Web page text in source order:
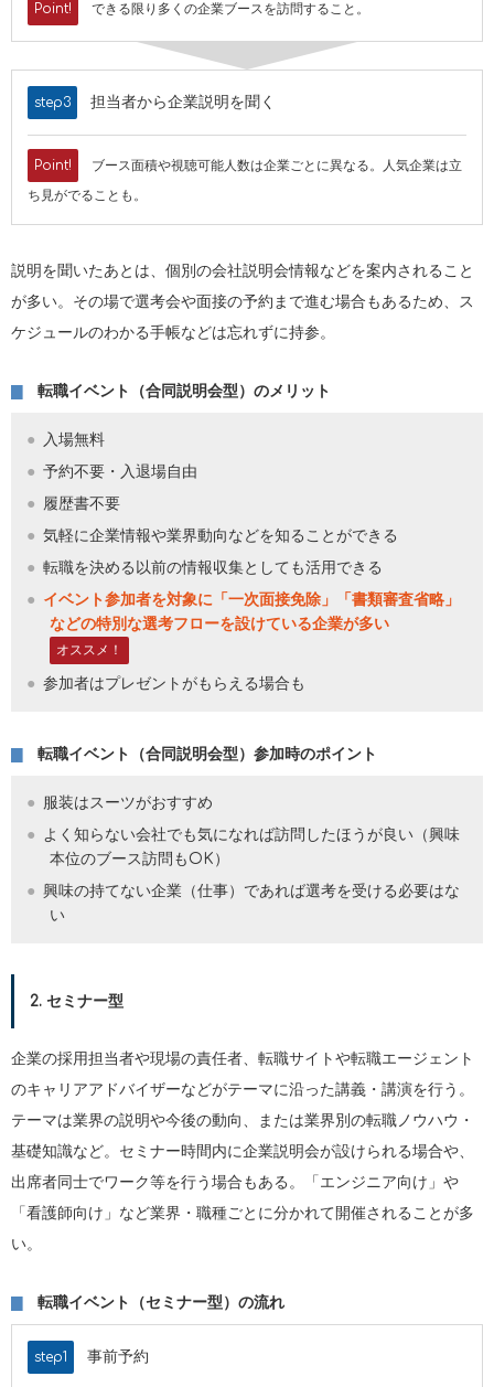
Point! できる限り多くの企業ブースを訪問すること。
step3 担当者から企業説明を聞く
Point!
ブース面積や視聴可能人数は企業ごとに異なる。人気企業は立
ち見がでることも。
説明を聞いたあとは、個別の会社説明会情報などを案内されること
が多い。その場で選考会や面接の予約まで進む場合もあるため、ス
ケジュールのわかる手帳などは忘れずに持参。
転職イベント（合同説明会型）のメリット
入場無料
予約不要・入退場自由
履歴書不要
気軽に企業情報や業界動向などを知ることができる
転職を決める以前の情報収集としても活用できる
イベント参加者を対象に「一次面接免除」「書類審査省略」
などの特別な選考フローを設けている企業が多い
オススメ！
参加者はプレゼントがもらえる場合も
転職イベント（合同説明会型）参加時のポイント
服装はスーツがおすすめ
よく知らない会社でも気になれば訪問したほうが良い（興味
本位のブース訪問もOK）
興味の持てない企業（仕事）であれば選考を受ける必要はな
い
2. セミナー型
企業の採用担当者や現場の責任者、転職サイトや転職エージェント
のキャリアアドバイザーなどがテーマに沿った講義・講演を行う。
テーマは業界の説明や今後の動向、または業界別の転職ノウハウ・
基礎知識など。セミナー時間内に企業説明会が設けられる場合や、
出席者同士でワーク等を行う場合もある。「エンジニア向け」や
「看護師向け」など業界・職種ごとに分かれて開催されることが多
い。
転職イベント（セミナー型）の流れ
step1 事前予約